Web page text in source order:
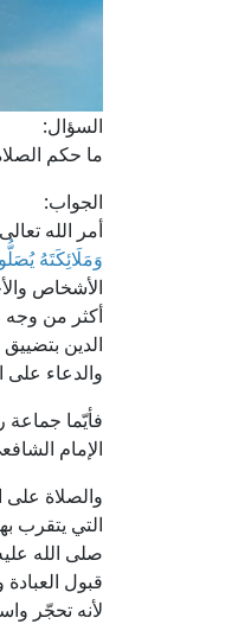
السؤال:
ما حكم
الجواب:
أمر الله
وَمَلَائِكَتَهُ
الأشخاص
أكثر من وجه
الدين
والدعاء على
فأيّما
الإمام
والصلاة على
التي يتقرب
صلى الله
قبول
لأنه تحجّر